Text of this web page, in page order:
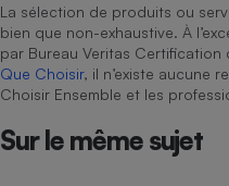
La sélection de produits ou
bien que non-exhaustive. À
par Bureau Veritas Certification
Que Choisir, il n’existe aucune
Choisir Ensemble et les
Sur le même sujet